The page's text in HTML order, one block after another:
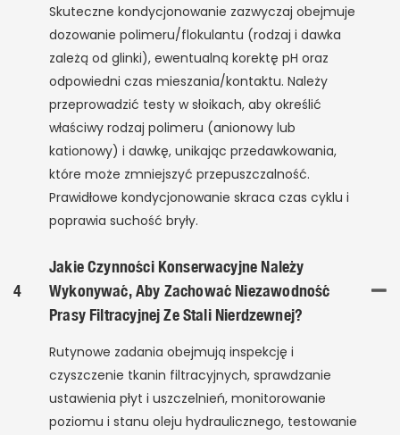
Skuteczne kondycjonowanie zazwyczaj obejmuje
dozowanie polimeru/flokulantu (rodzaj i dawka
zależą od glinki), ewentualną korektę pH oraz
odpowiedni czas mieszania/kontaktu. Należy
przeprowadzić testy w słoikach, aby określić
właściwy rodzaj polimeru (anionowy lub
kationowy) i dawkę, unikając przedawkowania,
które może zmniejszyć przepuszczalność.
Prawidłowe kondycjonowanie skraca czas cyklu i
poprawia suchość bryły.
4
Jakie Czynności Konserwacyjne Należy
Wykonywać, Aby Zachować Niezawodność
Prasy Filtracyjnej Ze Stali Nierdzewnej?
Rutynowe zadania obejmują inspekcję i
czyszczenie tkanin filtracyjnych, sprawdzanie
ustawienia płyt i uszczelnień, monitorowanie
poziomu i stanu oleju hydraulicznego, testowanie